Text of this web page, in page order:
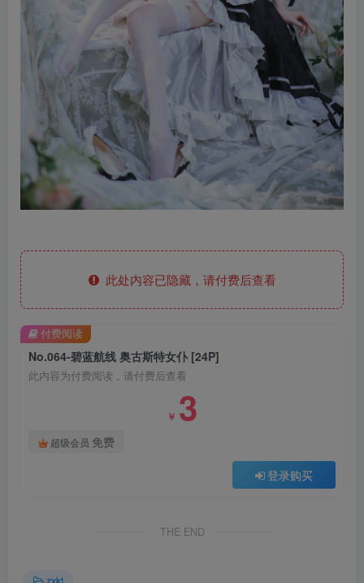
此处内容已隐藏，请付费后查看
No.064-碧蓝航线 奥古斯特女仆 [24P]
此内容为付费阅读，请付费后查看
￥ 3
超级会员 免费
登录购买
付费阅读
THE END